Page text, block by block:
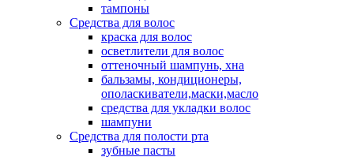
тампоны
Средства для волос
краска для волос
осветлители для волос
оттеночный шампунь, хна
бальзамы, кондиционеры,
ополаскиватели,маски,масло
средства для укладки волос
шампуни
Средства для полости рта
зубные пасты